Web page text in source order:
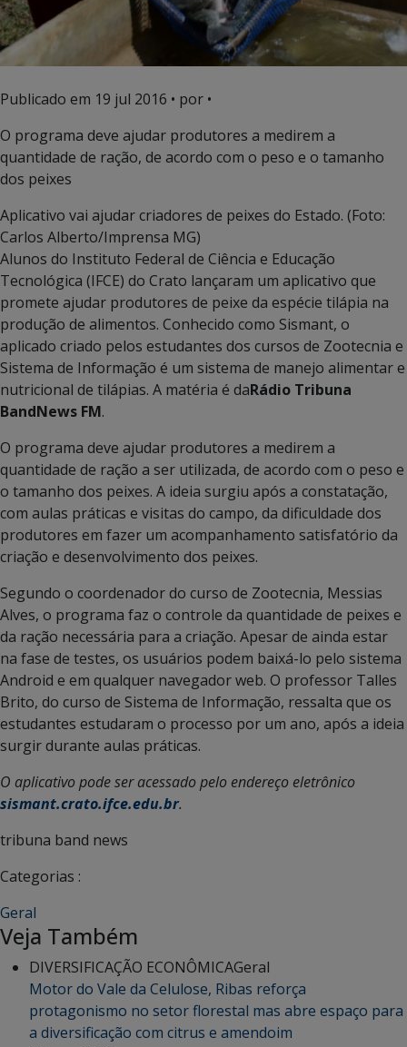
Publicado em 19 jul 2016 • por •
O programa deve ajudar produtores a medirem a
quantidade de ração, de acordo com o peso e o tamanho
dos peixes
Aplicativo vai ajudar criadores de peixes do Estado. (Foto:
Carlos Alberto/Imprensa MG)
Alunos do Instituto Federal de Ciência e Educação
Tecnológica (IFCE) do Crato lançaram um aplicativo que
promete ajudar produtores de peixe da espécie tilápia na
produção de alimentos. Conhecido como Sismant, o
aplicado criado pelos estudantes dos cursos de Zootecnia e
Sistema de Informação é um sistema de manejo alimentar e
nutricional de tilápias. A matéria é daRádio Tribuna
BandNews FM.
O programa deve ajudar produtores a medirem a
quantidade de ração a ser utilizada, de acordo com o peso e
o tamanho dos peixes. A ideia surgiu após a constatação,
com aulas práticas e visitas do campo, da dificuldade dos
produtores em fazer um acompanhamento satisfatório da
criação e desenvolvimento dos peixes.
Segundo o coordenador do curso de Zootecnia, Messias
Alves, o programa faz o controle da quantidade de peixes e
da ração necessária para a criação. Apesar de ainda estar
na fase de testes, os usuários podem baixá-lo pelo sistema
Android e em qualquer navegador web. O professor Talles
Brito, do curso de Sistema de Informação, ressalta que os
estudantes estudaram o processo por um ano, após a ideia
surgir durante aulas práticas.
O aplicativo pode ser acessado pelo endereço eletrônico
sismant.crato.ifce.edu.br.
tribuna band news
Categorias :
Geral
Veja Também
DIVERSIFICAÇÃO ECONÔMICAGeral
Motor do Vale da Celulose, Ribas reforça
protagonismo no setor florestal mas abre espaço para
a diversificação com citrus e amendoim